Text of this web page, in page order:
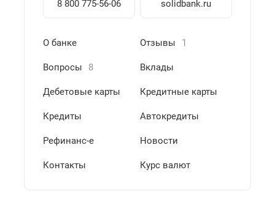
8 800 775-56-06 solidbank.ru
О банке Отзывы 1
Вопросы 8 Вклады
Дебетовые карты Кредитные карты
Кредиты Автокредиты
Рефинанс-е Новости
Контакты Курс валют